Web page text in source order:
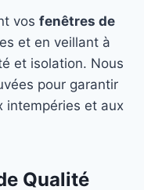
vos fenêtres de
et en veillant à
et isolation. Nous
pour garantir
intempéries et aux
Qualité